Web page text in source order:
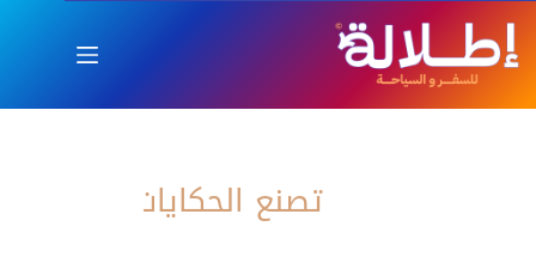
اطلالة
العام الجديد بإطلالة ساحرة
تصنع الحكايات